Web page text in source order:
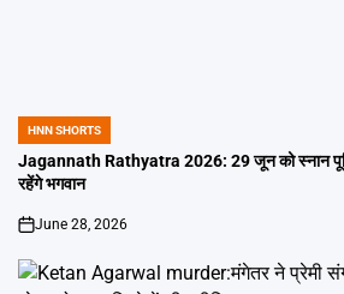
POSTED
IN
HNN SHORTS
Jagannath Rathyatra 2026: 29 जून को स्नान
रहेंगे भगवान
on
June 28, 2026